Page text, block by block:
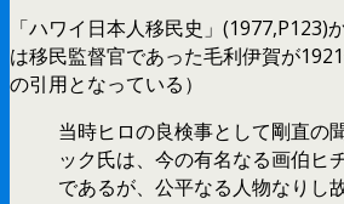
「ハワイ日本人移民史」(1977,P123)
は移民監督官であった毛利伊賀が
の引用となっている）
当時ヒロの良検事として剛直の
ック氏は、今の有名なる画伯ヒ
であるが、公平なる人物なりし